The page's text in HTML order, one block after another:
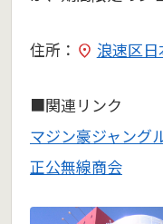
住所： 浪速区
■関連リンク
マジン豪ジャング
正公無線商会